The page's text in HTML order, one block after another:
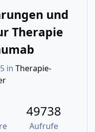
und
Therapie
in Therapie-
49738
Aufrufe